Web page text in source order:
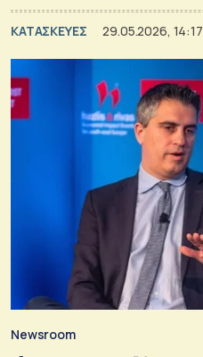
ΚΑΤΑΣΚΕΥΕΣ 29.05.2026, 14:17
Newsroom